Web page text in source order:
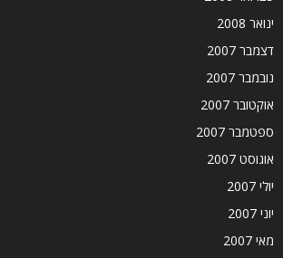
ינואר 2008
דצמבר 2007
נובמבר 2007
אוקטובר 2007
ספטמבר 2007
אוגוסט 2007
יולי 2007
יוני 2007
מאי 2007